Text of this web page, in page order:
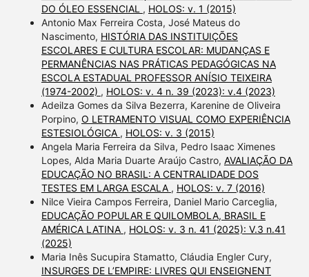
DO ÓLEO ESSENCIAL , HOLOS: v. 1 (2015)
Antonio Max Ferreira Costa, José Mateus do
Nascimento, HISTÓRIA DAS INSTITUIÇÕES
ESCOLARES E CULTURA ESCOLAR: MUDANÇAS E
PERMANÊNCIAS NAS PRÁTICAS PEDAGÓGICAS NA
ESCOLA ESTADUAL PROFESSOR ANÍSIO TEIXEIRA
(1974-2002) , HOLOS: v. 4 n. 39 (2023): v.4 (2023)
Adeilza Gomes da Silva Bezerra, Karenine de Oliveira
Porpino, O LETRAMENTO VISUAL COMO EXPERIÊNCIA
ESTESIOLÓGICA , HOLOS: v. 3 (2015)
Angela Maria Ferreira da Silva, Pedro Isaac Ximenes
Lopes, Alda Maria Duarte Araújo Castro, AVALIAÇÃO DA
EDUCAÇÃO NO BRASIL: A CENTRALIDADE DOS
TESTES EM LARGA ESCALA , HOLOS: v. 7 (2016)
Nilce Vieira Campos Ferreira, Daniel Mario Carceglia,
EDUCAÇÃO POPULAR E QUILOMBOLA, BRASIL E
AMÉRICA LATINA , HOLOS: v. 3 n. 41 (2025): V.3 n.41
(2025)
Maria Inês Sucupira Stamatto, Cláudia Engler Cury,
INSURGES DE L’EMPIRE: LIVRES QUI ENSEIGNENT